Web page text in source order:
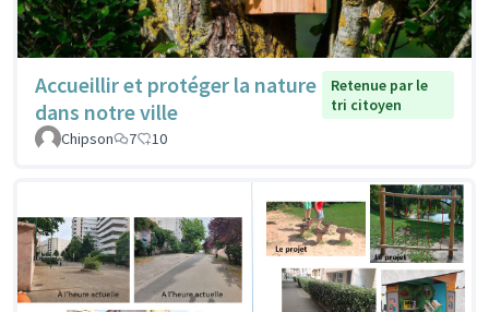
Accueillir et protéger la nature
dans notre ville
Retenue par le
tri citoyen
Chipson
7 10